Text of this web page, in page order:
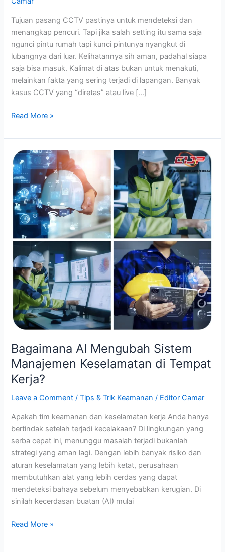
Tujuan pasang CCTV pastinya untuk mendeteksi dan
menangkap pencuri. Tapi jika salah setting itu sama saja
ngunci pintu rumah tapi kunci pintunya nyangkut di
lubangnya dari luar. Kelihatannya sih aman, padahal siapa
saja bisa masuk. Kalimat di atas bukan untuk menakuti,
melainkan fakta yang sering terjadi di lapangan. Banyak
kasus CCTV yang “diretas” atau live […]
Read More »
Bagaimana AI Mengubah Sistem
Manajemen Keselamatan di Tempat
Kerja?
Leave a Comment /Tips & Trik Keamanan / Editor Camar
Apakah tim keamanan dan keselamatan kerja Anda hanya
bertindak setelah terjadi kecelakaan? Di lingkungan yang
serba cepat ini, menunggu masalah terjadi bukanlah
strategi yang aman lagi. Dengan lebih banyak risiko dan
aturan keselamatan yang lebih ketat, perusahaan
membutuhkan alat yang lebih cerdas yang dapat
mendeteksi bahaya sebelum menyebabkan kerugian. Di
sinilah kecerdasan buatan (AI) mulai
Bagaimana
AI
Mengubah
Sistem
Manajemen
Keselamatan
Tempat
Kerja?
Read More »